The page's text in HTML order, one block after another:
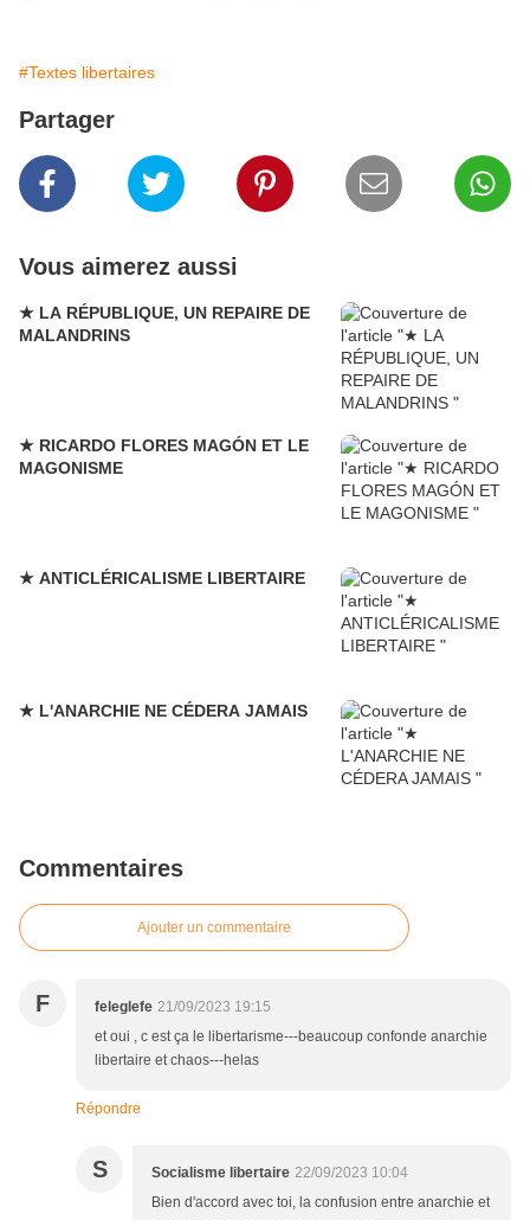
#Textes libertaires
Partager
Vous aimerez aussi
★ LA RÉPUBLIQUE, UN REPAIRE DE
MALANDRINS
★ RICARDO FLORES MAGÓN ET LE
MAGONISME
★ ANTICLÉRICALISME LIBERTAIRE
★ L'ANARCHIE NE CÉDERA JAMAIS
Commentaires
Ajouter un commentaire
F feleglefe 21/09/2023 19:15
et oui , c est ça le libertarisme---beaucoup confonde anarchie
libertaire et chaos---helas
Répondre
S Socialisme libertaire 22/09/2023 10:04
Bien d'accord avec toi, la confusion entre anarchie et